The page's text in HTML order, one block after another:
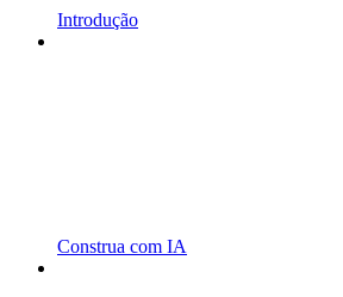
Introdução
Construa com IA